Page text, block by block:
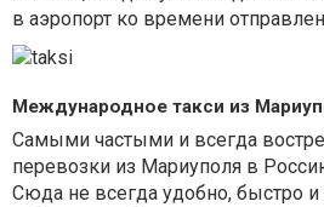
в аэропорт ко времени
Международное такси из
Самыми частыми и всегда
перевозки из Мариуполя в
Сюда не всегда удобно, быстро